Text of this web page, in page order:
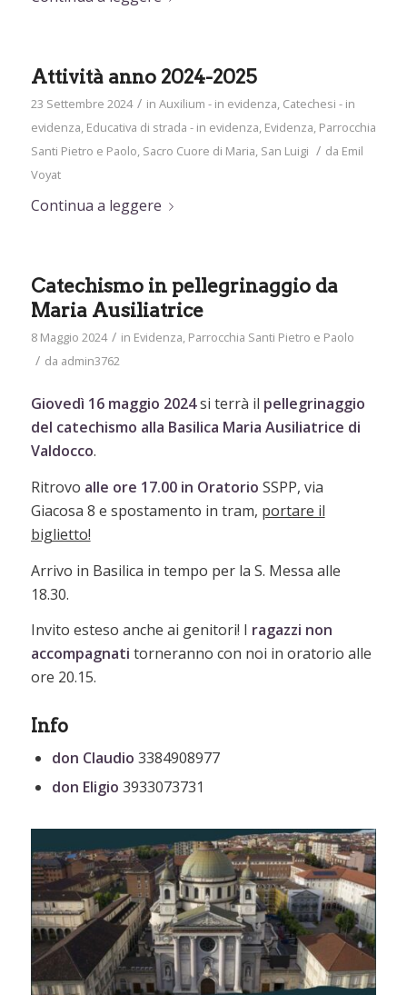
Attività anno 2024-2025
23 Settembre 2024 / in Auxilium - in evidenza, Catechesi - in
evidenza, Educativa di strada - in evidenza, Evidenza, Parrocchia
Santi Pietro e Paolo, Sacro Cuore di Maria, San Luigi / da Emil
Voyat
Continua a leggere
Catechismo in pellegrinaggio da
Maria Ausiliatrice
8 Maggio 2024 / in Evidenza, Parrocchia Santi Pietro e Paolo
/ da admin3762
Giovedì 16 maggio 2024si terrà il pellegrinaggio
del catechismo alla Basilica Maria Ausiliatrice di
Valdocco.
Ritrovo alle ore 17.00 in Oratorio SSPP, via
Giacosa 8 e spostamento in tram, portare il
biglietto!
Arrivo in Basilica in tempo per la S. Messa alle
18.30.
Invito esteso anche ai genitori! I ragazzi non
accompagnati torneranno con noi in oratorio alle
ore 20.15.
Info
don Claudio 3384908977
don Eligio 3933073731